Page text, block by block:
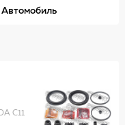
Автомобиль
C11